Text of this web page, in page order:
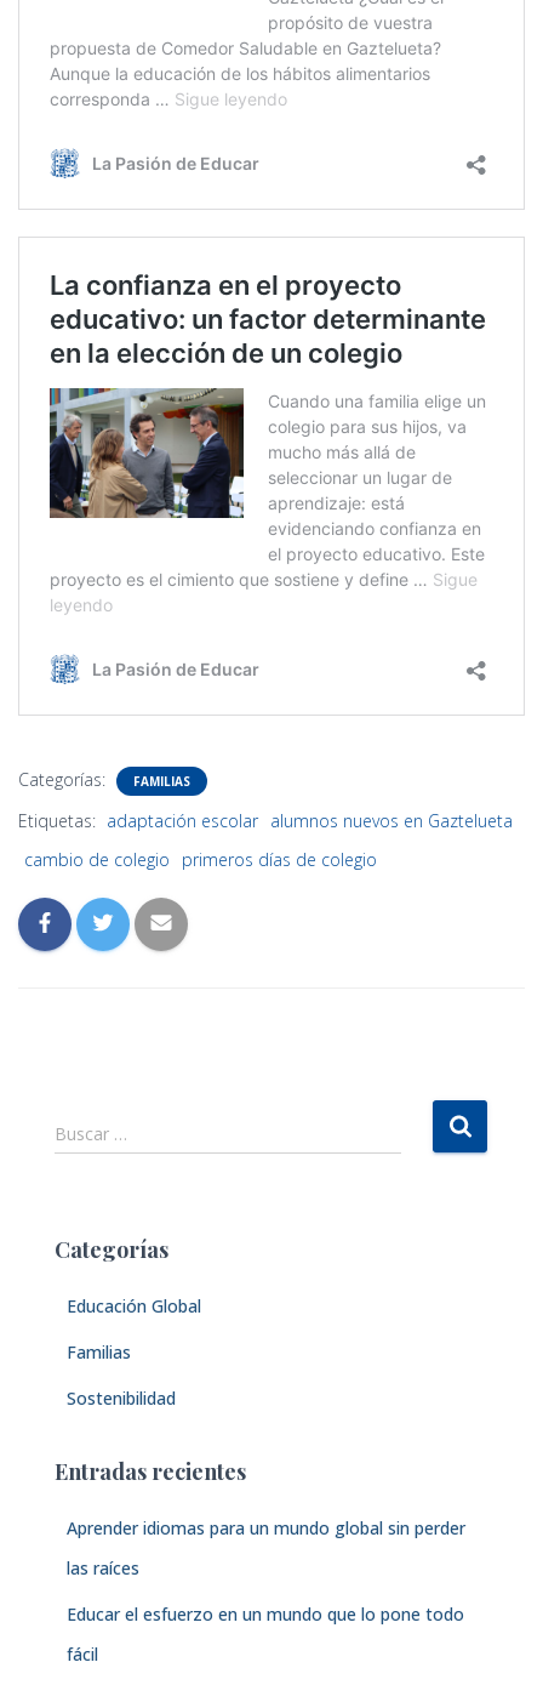
Categorías: FAMILIAS
Etiquetas: adaptación escolar alumnos nuevos en Gaztelueta
cambio de colegio
primeros días de colegio
B
u
r
Buscar …
Categorías
Educación Global
Familias
Sostenibilidad
Entradas recientes
Aprender idiomas para un mundo global sin perder
las raíces
Educar el esfuerzo en un mundo que lo pone todo
fácil